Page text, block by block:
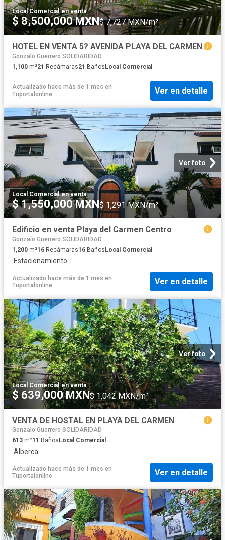
Local Comercial·en venta
$ 8,500,000 MXN$ 7,727 MXN/m²
HOTEL EN VENTA 5? AVENIDA PLAYA DEL CARMEN
Gonzalo Guerrero SOLIDARIDAD
1,100 m²21 Recámaras21 Baños Local Comercial
Actualizado hace más de 1 mes en
Tuportalonline
Ver en detalle
Ver foto
Local Comercial·en venta
$ 1,550,000 MXN$ 1,291 MXN/m²
Edificio en venta Playa del Carmen Centro
Gonzalo Guerrero SOLIDARIDAD
1,200 m²16 Recámaras16 BañosLocal Comercial
·Estacionamiento
Actualizado hace más de 1 mes en
Tuportalonline
Ver en detalle
Ver foto
Local Comercial·en venta
$ 639,000 MXN$ 1,042 MXN/m²
VENTA DE HOSTAL EN PLAYA DEL CARMEN
Gonzalo Guerrero SOLIDARIDAD
613 m²11 Baños Local Comercial
·Alberca
Actualizado hace más de 1 mes en
Tuportalonline
Ver en detalle